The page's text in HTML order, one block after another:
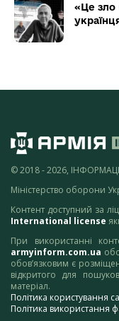
«Це зло
© 2018 - 2026,
Міністерство оборони
Контент доступний за
International license
При використанні
armyinform.com.ua
обов’язковим є
відкритого для
матеріал.
Політика користування
Політика використання